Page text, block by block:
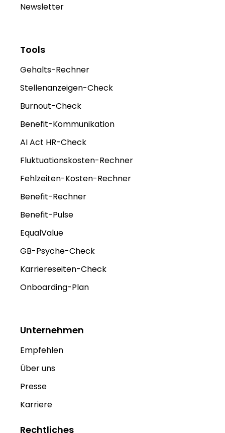
Newsletter
Tools
Gehalts-Rechner
Stellenanzeigen-Check
Burnout-Check
Benefit-Kommunikation
AI Act HR-Check
Fluktuationskosten-Rechner
Fehlzeiten-Kosten-Rechner
Benefit-Rechner
Benefit-Pulse
EqualValue
GB-Psyche-Check
Karriereseiten-Check
Onboarding-Plan
Unternehmen
Empfehlen
Über uns
Presse
Karriere
Rechtliches